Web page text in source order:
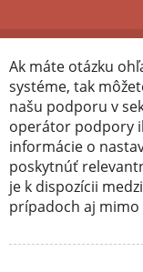
Ak máte otázku
systéme, tak
našu podporu v
operátor podpory
informácie o
poskytnúť
je k dispozícii
prípadoch aj